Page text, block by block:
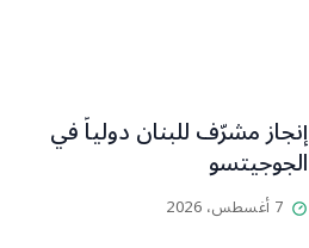
إنجاز مشرّف للبنان دولياً في
الجوجيتسو
7 أغسطس، 2026